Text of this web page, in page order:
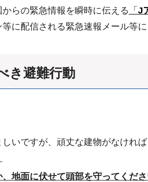
らの緊急情報を瞬時に伝える 「 J
に配信される緊急速報メール等
き避難行動
いですが、頑丈な建物がなけれ
地面に伏せて頭部を守ってくださ